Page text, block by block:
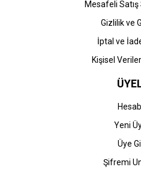
Mesafeli
Gizlilik ve
İptal ve
Kişisel
Yeni
Üye
Şifremi